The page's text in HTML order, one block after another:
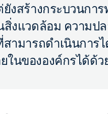
งสร้างกระบวนการ
สิ่งแวดล้อม ความป
ามารถดำเนินการ
นขององค์กรได้ด้ว